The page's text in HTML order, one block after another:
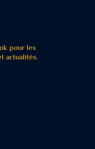
pour les
actualités.